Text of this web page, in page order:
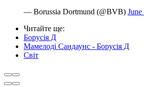
— Borussia Dortmund (@BVB)
Читайте ще:
Борусія Д
Мамелоді Сандаунс - Борусія Д
Світ